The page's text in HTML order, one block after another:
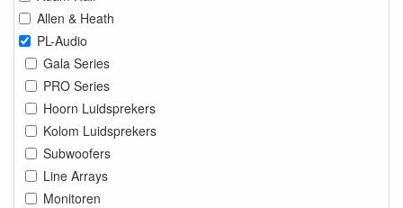
Allen & Heath
PL-Audio
Gala Series
PRO Series
Hoorn Luidsprekers
Kolom Luidsprekers
Subwoofers
Line Arrays
Monitoren